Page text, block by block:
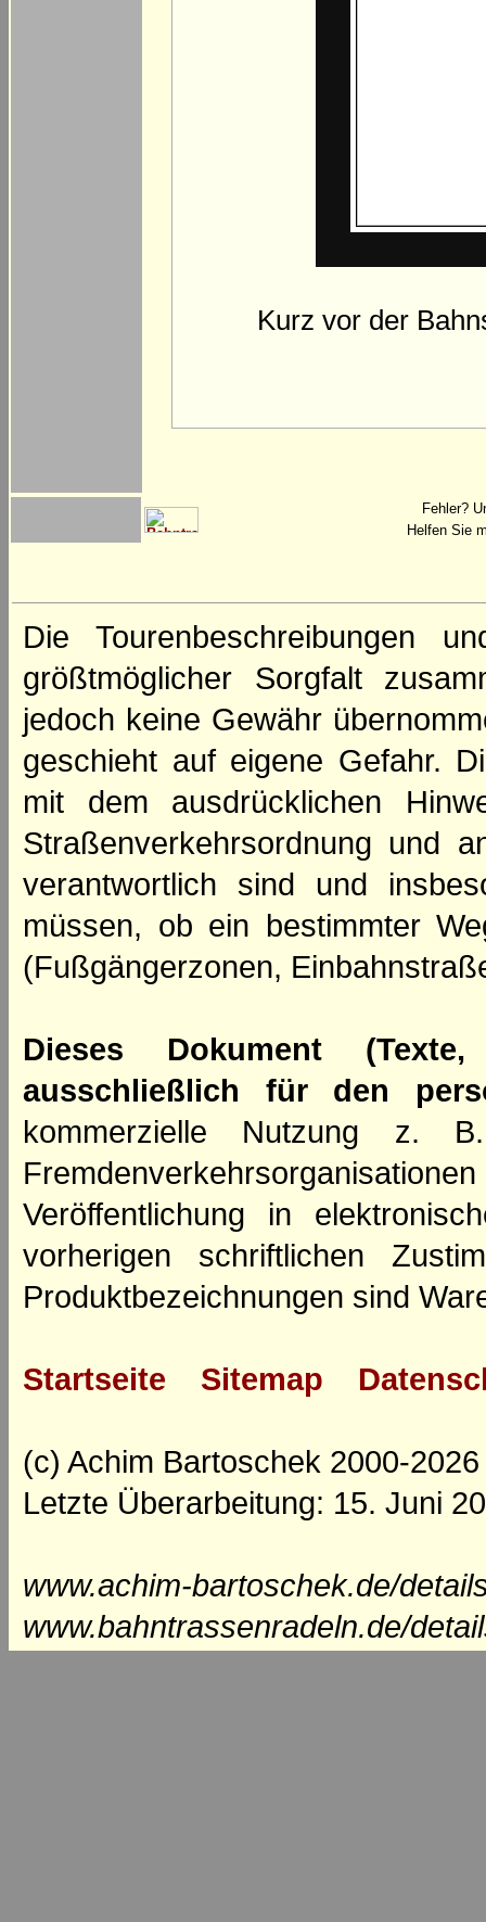
Kurz vor der
Fehler?
Helfen Sie
Die Tourenbeschreibungen
größtmöglicher Sorgfalt
jedoch keine Gewähr
geschieht auf eigene Gefahr.
mit dem ausdrücklichen
Straßenverkehrsordnung und
verantwortlich sind und
müssen, ob ein bestimmter
(Fußgängerzonen,
Dieses Dokument
ausschließlich für den
kommerzielle Nutzung z.
Veröffentlichung in
vorherigen schriftlichen
Produktbezeichnungen sind
Startseite Sitemap
(c) Achim Bartoschek 2000-2026
Letzte Überarbeitung: 15. Juni
www.achim-bartoschek.de/
www.bahntrassenradeln.de/